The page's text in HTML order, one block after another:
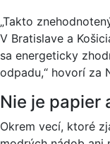
„Takto
V Bratislave a
sa energeticky
odpadu,“ hovorí za
Nie je papier
Okrem vecí, ktoré